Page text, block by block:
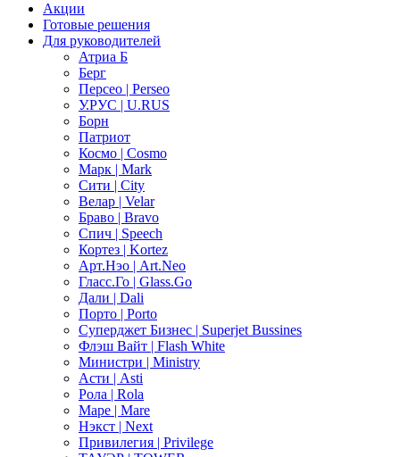
Акции
Готовые решения
Для руководителей
Атриа Б
Берг
Персео | Perseo
У.РУС | U.RUS
Борн
Патриот
Космо | Cosmo
Марк | Mark
Сити | City
Велар | Velar
Браво | Bravo
Спич | Speech
Кортез | Kortez
Арт.Нэо | Art.Neo
Гласс.Го | Glass.Go
Дали | Dali
Порто | Porto
Суперджет Бизнес | Superjet Bussines
Флэш Вайт | Flash White
Министри | Ministry
Асти | Asti
Рола | Rola
Маре | Mare
Нэкст | Next
Привилегия | Privilege